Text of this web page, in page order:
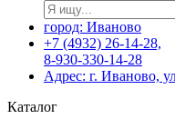
город: Иваново
+7 (4932) 26-14-28,
8-930-330-14-28
Адрес: г. Иваново,
Каталог